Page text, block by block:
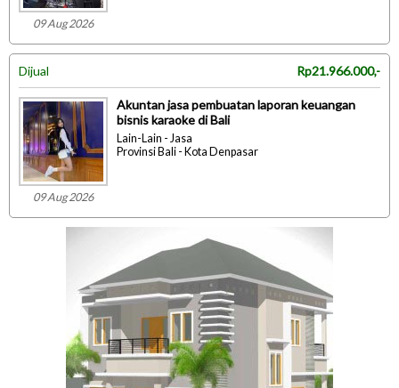
09 Aug 2026
Dijual Rp21.966.000,-
09 Aug 2026
Akuntan jasa pembuatan laporan keuangan
bisnis karaoke di Bali
Lain-Lain - Jasa
Provinsi Bali - Kota Denpasar